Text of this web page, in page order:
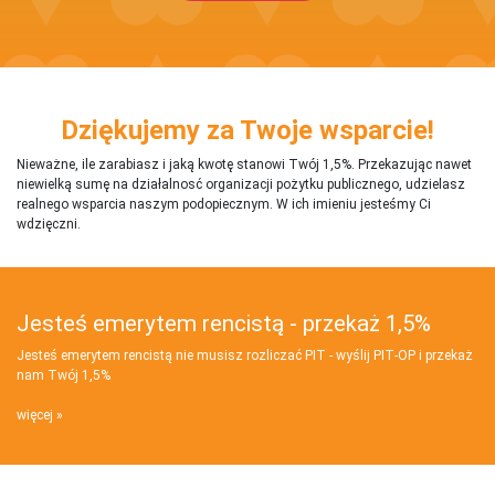
Dziękujemy za Twoje wsparcie!
Nieważne, ile zarabiasz i jaką kwotę stanowi Twój 1,5%. Przekazując nawet
niewielką sumę na działalnosć organizacji pożytku publicznego, udzielasz
realnego wsparcia naszym podopiecznym. W ich imieniu jesteśmy Ci
wdzięczni.
Jesteś emerytem rencistą - przekaż 1,5%
Jesteś emerytem rencistą nie musisz rozliczać PIT - wyślij PIT‑OP i przekaż
nam Twój 1,5%
więcej